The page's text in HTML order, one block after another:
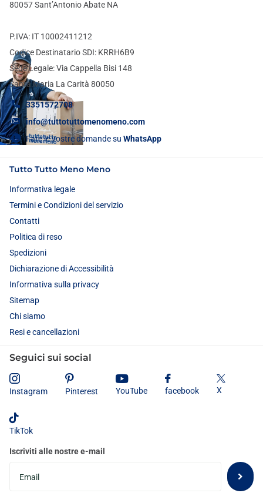
80057 Sant’Antonio Abate NA
P.IVA: IT 10002411212
Codice Destinatario SDI: KRRH6B9
Sede Legale: Via Cappella Bisi 148
Santa Maria La Carità 80050
3351572708
info@tuttotuttomenomeno.com
Fate le vostre domande su WhatsApp
Tutto Tutto Meno Meno
Informativa legale
Termini e Condizioni del servizio
Contatti
Politica di reso
Spedizioni
Dichiarazione di Accessibilità
Informativa sulla privacy
Sitemap
Chi siamo
Resi e cancellazioni
Seguici sui social
Instagram Pinterest YouTube facebook X
TikTok
Iscriviti alle nostre e-mail